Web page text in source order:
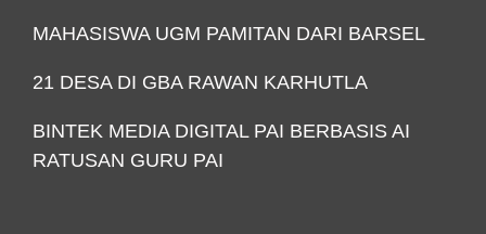
MAHASISWA UGM PAMITAN DARI BARSEL
21 DESA DI GBA RAWAN KARHUTLA
BINTEK MEDIA DIGITAL PAI BERBASIS AI
RATUSAN GURU PAI